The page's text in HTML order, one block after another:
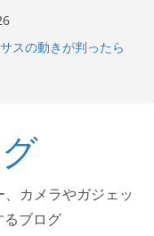
スの動きが判ったら
をチェックして、ス
HARMONY 南部鉄
カメラやガジェッ
るブログ